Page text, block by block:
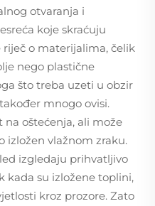
otvaranja i
koje skraćuju
riječ o materijalima, čelik
nego plastične
što treba uzeti u obzir
mnogo ovisi.
na oštećenja, ali može
izložen vlažnom zraku.
izgledaju prihvatljivo
kada su izložene toplini,
kroz prozore. Zato